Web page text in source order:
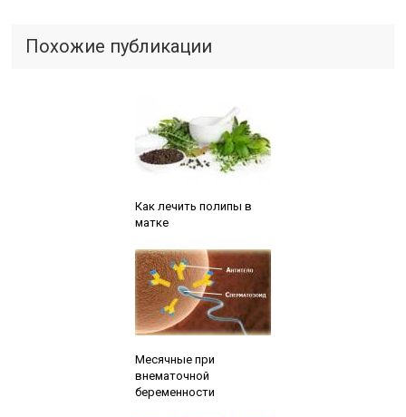
Похожие публикации
Как лечить полипы в
матке
Месячные при
внематочной
беременности